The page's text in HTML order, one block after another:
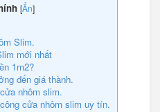
[Ẩn]
Slim.
mới nhất
1m2?
đến giá thành.
nhôm slim.
cửa nhôm slim uy tín.